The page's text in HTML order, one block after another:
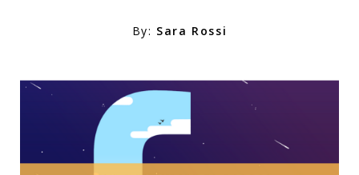
By: Sara Rossi